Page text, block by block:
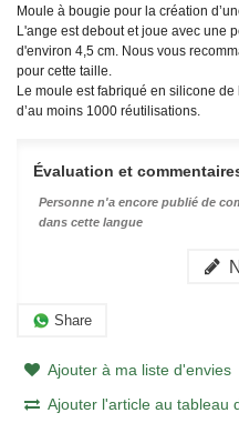
Moule à bougie pour la création
L'ange est debout et joue avec une
d'environ 4,5 cm. Nous vous
pour cette taille.
Le moule est fabriqué en silicone
d’au moins 1000 réutilisations.
Évaluation et
Personne n'a encore publié de
dans cette langue
Share
Ajouter à ma liste d'envies
Ajouter l'article au tableau